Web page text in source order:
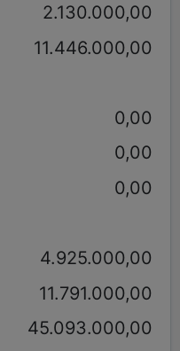
2.130.000,00
11.446.000,00
0,00
0,00
0,00
4.925.000,00
11.791.000,00
45.093.000,00